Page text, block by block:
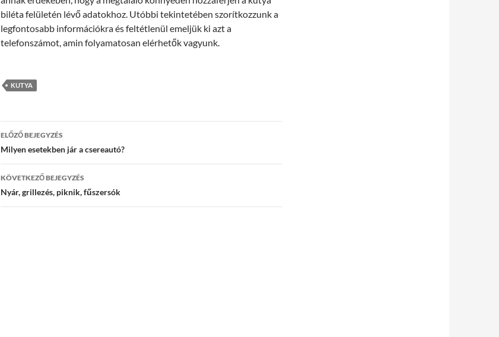
biléta felületén lévő adatokhoz. Utóbbi tekintetében szorítkozzunk a
legfontosabb információkra és feltétlenül emeljük ki azt a
telefonszámot, amin folyamatosan elérhetők vagyunk.
KUTYA
Bejegyzés
navigáció
ELŐZŐ BEJEGYZÉS
Milyen esetekben jár a csereautó?
KÖVETKEZŐ BEJEGYZÉS
Nyár, grillezés, piknik, fűszersók